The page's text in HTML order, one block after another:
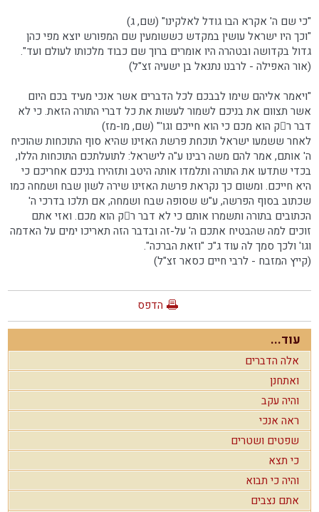
"כי שם ה' אקרא הבו גודל לאלקינו" (שם, ג)
"וכך היו ישראל עושין במקדש כששומעין שם המפורש יוצא מפי כהן
גדול בקדושה ובטהרה היו אומרים ברוך שם כבוד מלכותו לעולם ועד".
(אור האפילה - לרבנו נתנאל בן ישעיה זצ"ל)
"ויאמר אליהם שימו לבבכם לכל הדברים אשר אנכי מעיד בכם היום
אשר תצוום את בניכם לשמור לעשות את כל דברי התורה הזאת. כי לא
דבר רק הוא מכם כי הוא חייכם וגו'" (שם, מו-מז)
לאחר ששמעו ישראל תוכחת פרשת האזינו שהיא סוף התוכחות שהוכיח
ה' אותם, אמר להם משה רבינו ע"ה לישראל: לתועלתכם התוכחות הללו,
בכדי שתדעו את התורה ותלמדו אותה היטב ותזהירו בניכם אחריכם כי
היא חייכם. ומשום כך נקראת פרשת האזינו שירה לשון שבח ושמחה כמו
שכתוב בסוף הפרשה, ע"ש שסופה שבח ושמחה, אם תלכו בדרכי ה'
הכתובים בתורה ותשמרו אותם כי לא דבר רק הוא מכם. ואזי אתם
זוכים למה שהבטיח אתכם ה' על-זה ובדבר הזה תאריכו ימים על האדמה
וגו' ולכך סמך לה עוד ג"כ "וזאת הברכה".
(קייץ המזבח - לרבי חיים כסאר זצ"ל)
הדפס
עוד...
אלה הדברים
ואתחנן
והיה עקב
ראה אנכי
שפטים ושטרים
כי תצא
והיה כי תבוא
אתם נצבים